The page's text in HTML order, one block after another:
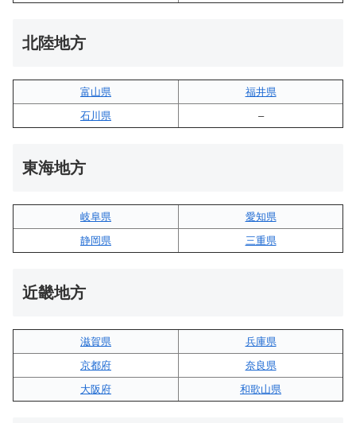
北陸地方
富山県
福井県
石川県
–
東海地方
岐阜県
愛知県
静岡県
三重県
近畿地方
滋賀県
兵庫県
京都府
奈良県
大阪府
和歌山県